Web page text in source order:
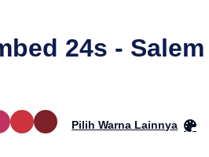
24s - Salem
Pilih Warna Lainnya